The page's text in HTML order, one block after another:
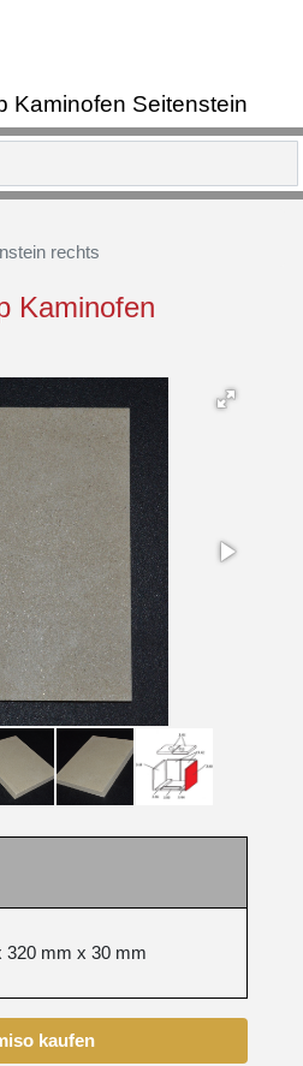
Kaminofen Seitenstein
rechts
Kaminofen
320 mm x 30 mm
kaufen